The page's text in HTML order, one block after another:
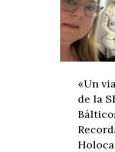
«Un
de la